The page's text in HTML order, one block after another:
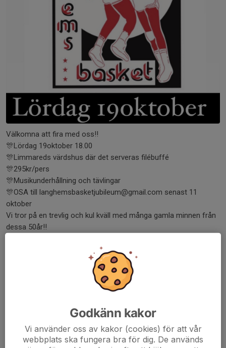
Välkomna att fira med oss!!
🎊Lördag 19oktober 18.00
🎊Limmareds värdshus där det serveras filébuffé
🎊295kr/pers
🎊Musikunderhållning och tävlingar
🎊OSA till langhemsbasketjubileum@gmail.com senast 11
oktober
Vi tror på en trevlig och kul kväll med många gamla minnen från
dessa 50år!!
plats vid anmälan och ev kostavvikelser.
Begränsat antal platser, först till kvarn… Hoppas vi ses 🎊
Kommentarer
Godkänn kakor
Vi använder oss av kakor (cookies) för att vår
webbplats ska fungera bra för dig. De används